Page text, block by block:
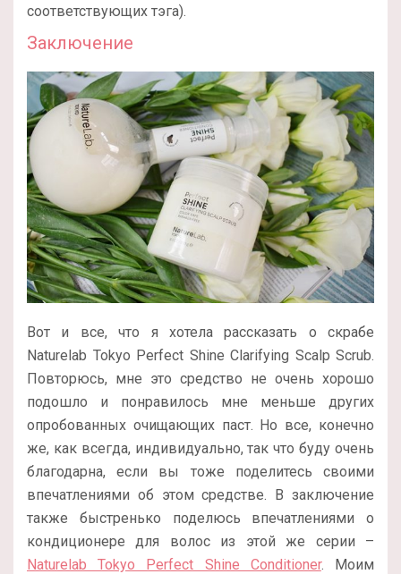
соответствующих тэга).
Заключение
Вот и все, что я хотела рассказать о скрабе
Naturelab Tokyo Perfect Shine Clarifying Scalp Scrub.
Повторюсь, мне это средство не очень хорошо
подошло и понравилось мне меньше других
опробованных очищающих паст. Но все, конечно
же, как всегда, индивидуально, так что буду очень
благодарна, если вы тоже поделитесь своими
впечатлениями об этом средстве. В заключение
также быстренько поделюсь впечатлениями о
кондиционере для волос из этой же серии –
Naturelab Tokyo Perfect Shine Conditioner. Моим